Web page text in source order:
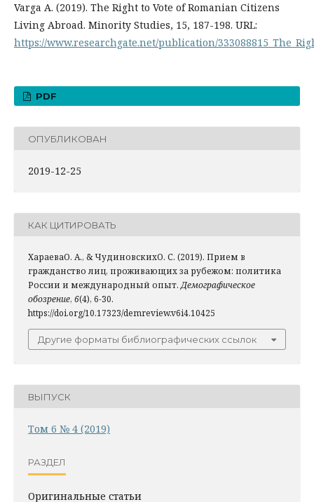
Varga A. (2019). The Right to Vote of Romanian Citizens
Living Abroad. Minority Studies, 15, 187-198. URL:
https://www.researchgate.net/publication/
PDF
ОПУБЛИКОВАН
2019-12-25
КАК ЦИТИРОВАТЬ
ХараеваО. А., & ЧудиновскихО. С. (2019). Прием в
гражданство лиц, проживающих за рубежом: политика
России и международный опыт.Демографическое
обозрение, 6(4), 6-30.
https://doi.org/10.17323/demreview.v6i4.10425
Другие форматы библиографических ссылок
ВЫПУСК
Том 6 № 4 (2019)
РАЗДЕЛ
Оригинальные статьи